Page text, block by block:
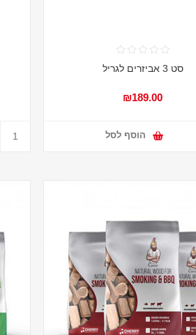
סט 3 אביזרים לגריל
₪189.00
הוסף לסל